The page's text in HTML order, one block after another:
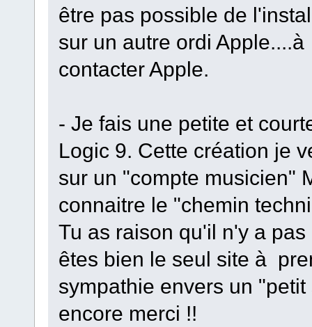
être pas possible de
sur un autre ordi
contacter Apple.
- Je fais une petite et
Logic 9. Cette création je
sur un "compte musicien"
connaitre le "chemin
Tu as raison qu'il n'y a
êtes bien le seul site à
sympathie envers un
encore merci !!